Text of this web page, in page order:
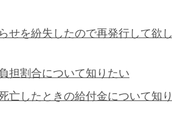
せを紛失したので再発行して欲し
担割合について知りたい
亡したときの給付金について知り